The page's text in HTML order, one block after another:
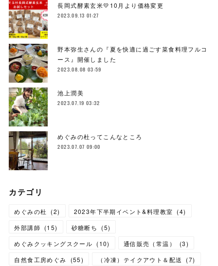
長岡式酵素玄米💛10月より価格変更
2023.09.13 01:27
野本弥生さんの『夏を快適に過ごす菜食料理フルコ
ース』開催しました
2023.08.08 03:59
池上潤美
2023.07.19 03:32
めぐみの杜ってこんなところ
2023.07.07 09:00
カテゴリ
めぐみの杜 (2) 2023年下半期イベント&料理教室 (4)
外部講師 (15) 砂糖断ち (5)
めぐみクッキングスクール (10) 通信販売（常温） (3)
自然食工房めぐみ
(55) （冷凍）テイクアウト＆配送 (7)